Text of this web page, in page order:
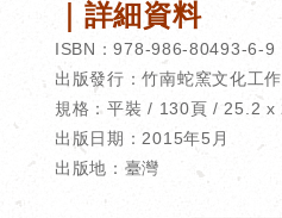
詳細資料
ISBN：978-986-80493-6-9
出版發行：竹南蛇窯文化工
規格：平裝 / 130頁 / 25.2 x
出版日期：2015年5月
出版地：臺灣